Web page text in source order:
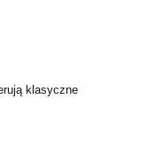
klasyczne